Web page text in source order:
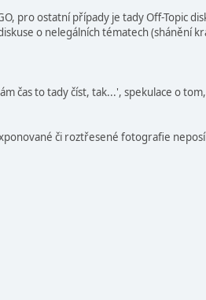
pro ostatní případy je tady Off-Topic
o nelegálních tématech (shánění
čas to tady číst, tak...', spekulace o
či roztřesené fotografie